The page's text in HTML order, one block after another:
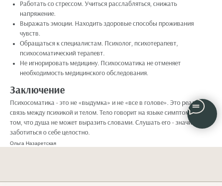
Работать со стрессом. Учиться расслабляться, снижать
напряжение.
Выражать эмоции. Находить здоровые способы проживания
чувств.
Обращаться к специалистам. Психолог, психотерапевт,
психосоматический терапевт.
Не игнорировать медицину. Психосоматика не отменяет
необходимость медицинского обследования.
Заключение
Психосоматика - это не «выдумка» и не «все в голове». Это реальная
связь между психикой и телом. Тело говорит на языке симптомов о
том, что душа не может выразить словами. Слушать его - значит
заботиться о себе целостно.
Ольга Назаретская